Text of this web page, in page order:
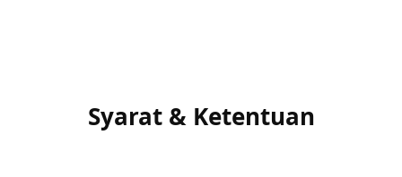
Syarat & Ketentuan